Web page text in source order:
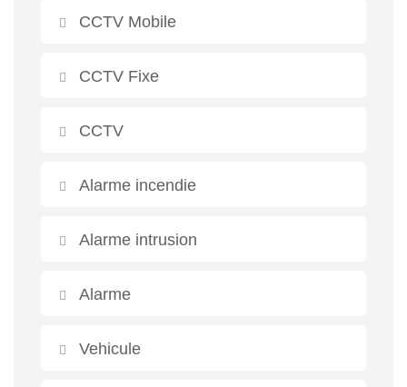
CCTV Mobile
CCTV Fixe
CCTV
Alarme incendie
Alarme intrusion
Alarme
Vehicule